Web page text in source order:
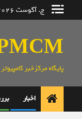
ج. آگوست 7th, 2026
پایگاه مرکزخبر
اخبار